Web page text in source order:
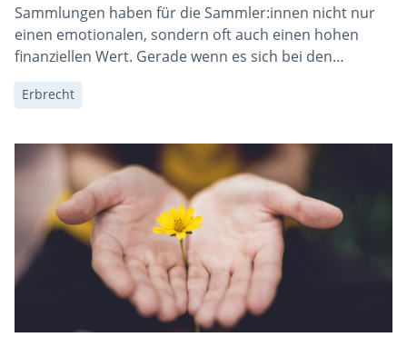
Sammlungen haben für die Sammler:innen nicht nur
einen emotionalen, sondern oft auch einen hohen
finanziellen Wert. Gerade wenn es sich bei den
Sammlungen beispielsweise um wertvolle Kunstwerke
handelt, erfordern sie bei der Nachlassplanung
Erben vermieden und steuerliche Nachteile verhindert
werden. Eine frühzeitige Planung sorgt somit für den
Erhalt […]
Erbrecht